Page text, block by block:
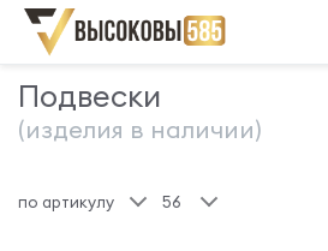
Главная Склад готовой продукции
Подвески
(изделия в наличии)
по артикулу 56